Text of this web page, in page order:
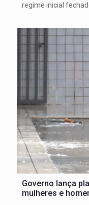
regime inicial
Governo lança
mulheres e